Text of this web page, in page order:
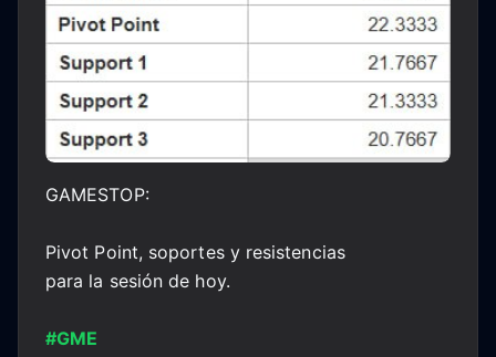
GAMESTOP:
Pivot Point, soportes y resistencias
para la sesión de hoy.
#GME